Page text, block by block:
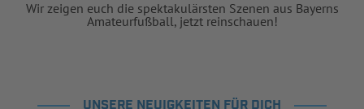
Wir zeigen euch die spektakulärsten Szenen aus Bayerns
Amateurfußball, jetzt reinschauen!
UNSERE NEUIGKEITEN FÜR DICH